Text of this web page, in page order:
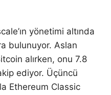
yönetimi altında
bulunuyor. Aslan
alırken, onu 7.8
ediyor. Üçüncü
Ethereum Classic